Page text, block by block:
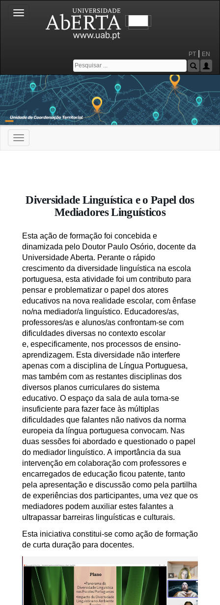
Toggle
navigation
PT EN
Toggle
navigation
Diversidade Linguística e o Papel dos
Mediadores Linguísticos
Esta ação de formação foi concebida e
dinamizada pelo Doutor Paulo Osório, docente da
Universidade Aberta. Perante o rápido
crescimento da diversidade linguística na escola
portuguesa, esta atividade foi um contributo para
pensar e problematizar o papel dos atores
educativos na nova realidade escolar, com ênfase
no/na mediador/a linguístico. Educadores/as,
professores/as e alunos/as confrontam-se com
dificuldades diversas no contexto escolar
e, especificamente, nos processos de ensino-
aprendizagem. Esta diversidade não interfere
apenas com a disciplina de Língua Portuguesa,
mas também com as restantes disciplinas dos
diversos planos curriculares do sistema
educativo. O espaço da sala de aula torna-se
insuficiente para fazer face às múltiplas
dificuldades que falantes não nativos da norma
europeia da língua portuguesa convocam. Nas
duas sessões foi abordado e questionado o papel
do mediador linguístico. A importância da sua
intervenção em colaboração com professores e
encarregados de educação ficou patente, tanto
pela apresentação e discussão como pela partilha
de experiências dos participantes, uma vez que os
mediadores podem auxiliar estes falantes a
ultrapassar barreiras linguísticas e culturais.
Esta iniciativa constitui-se como ação de formação
de curta duração para docentes.